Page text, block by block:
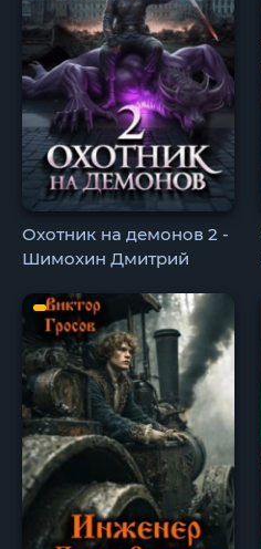
Охотник на демонов 2 -
Шимохин Дмитрий